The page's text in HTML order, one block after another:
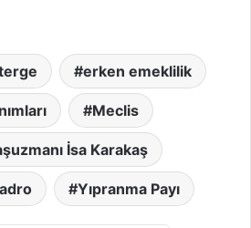
erken emeklilik
Meclis
İsa Karakaş
Yıpranma Payı